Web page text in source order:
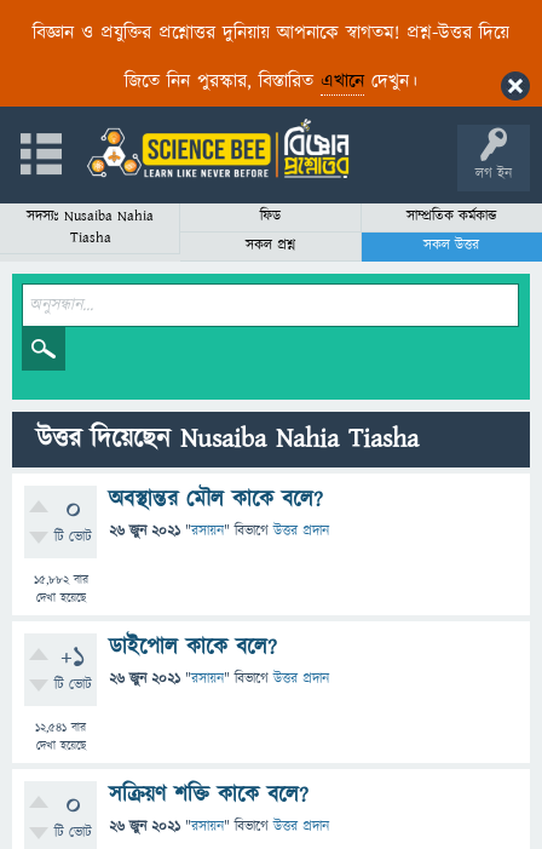
বিজ্ঞান ও প্রযুক্তির প্রশ্নোত্তর দুনিয়ায় আপনাকে স্বাগতম! প্রশ্ন-উত্তর দিয়ে
জিতে নিন পুরস্কার, বিস্তারিত এখানেদেখুন।
লগ ইন
সদস্যঃ Nusaiba Nahia
Tiasha
ফিড
সাম্প্রতিক কর্মকান্ড
সকল প্রশ্ন
সকল উত্তর
উত্তর দিয়েছেন Nusaiba Nahia Tiasha
0
টি ভোট
15,882বার
দেখা হয়েছে
অবস্থান্তর মৌল কাকে বলে?
26 জুন 2021 "রসায়ন" বিভাগে উত্তর প্রদান
+1
টি ভোট
12,541 বার
দেখা হয়েছে
ডাইপোল কাকে বলে?
26 জুন 2021 "রসায়ন" বিভাগে উত্তর প্রদান
0
টি ভোট
সক্রিয়ণ শক্তি কাকে বলে?
26 জুন 2021 "রসায়ন" বিভাগে উত্তর প্রদান